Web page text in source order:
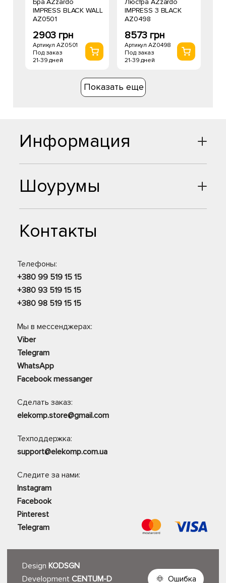
Бра AZzardo
IMPRESS BLACK WALL
AZ0501
2903 грн
Артикул AZ0501
Под заказ
21-39 дней
Люстра AZzardo
IMPRESS 3 BLACK
AZ0498
8573 грн
Артикул AZ0498
Под заказ
21-39 дней
Показать еще
Шоурумы
Контакты
Телефоны:
+380 99 519 15 15
+380 93 519 15 15
+380 98 519 15 15
Мы в мессенджерах:
Viber
Telegram
WhatsApp
Facebook messanger
Сделать заказ:
elekomp.store@gmail.com
Техподдержка:
support@elekomp.com.ua
Следите за нами:
Instagram
Facebook
Pinterest
Telegram
Информация
Design KODSGN
Development CENTUM-D Ошибка